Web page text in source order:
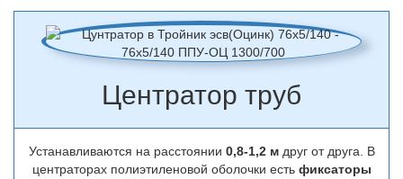
Центратор труб
Устанавливаются на расстоянии 0,8-1,2 м друг от друга. В
центраторах полиэтиленовой оболочки есть фиксаторы